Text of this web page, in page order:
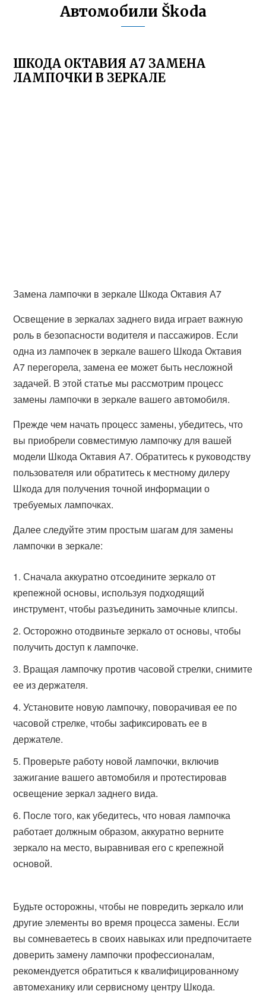
Автомобили Škoda
ШКОДА ОКТАВИЯ А7 ЗАМЕНА
ЛАМПОЧКИ В ЗЕРКАЛЕ
Замена лампочки в зеркале Шкода Октавия А7
Освещение в зеркалах заднего вида играет важную
роль в безопасности водителя и пассажиров. Если
одна из лампочек в зеркале вашего Шкода Октавия
А7 перегорела, замена ее может быть несложной
задачей. В этой статье мы рассмотрим процесс
замены лампочки в зеркале вашего автомобиля.
Прежде чем начать процесс замены, убедитесь, что
вы приобрели совместимую лампочку для вашей
модели Шкода Октавия А7. Обратитесь к руководству
пользователя или обратитесь к местному дилеру
Шкода для получения точной информации о
требуемых лампочках.
Далее следуйте этим простым шагам для замены
лампочки в зеркале:
Сначала аккуратно отсоедините зеркало от
крепежной основы, используя подходящий
инструмент, чтобы разъединить замочные клипсы.
Осторожно отодвиньте зеркало от основы, чтобы
получить доступ к лампочке.
Вращая лампочку против часовой стрелки, снимите
ее из держателя.
Установите новую лампочку, поворачивая ее по
часовой стрелке, чтобы зафиксировать ее в
держателе.
Проверьте работу новой лампочки, включив
зажигание вашего автомобиля и протестировав
освещение зеркал заднего вида.
После того, как убедитесь, что новая лампочка
работает должным образом, аккуратно верните
зеркало на место, выравнивая его с крепежной
основой.
Будьте осторожны, чтобы не повредить зеркало или
другие элементы во время процесса замены. Если
вы сомневаетесь в своих навыках или предпочитаете
доверить замену лампочки профессионалам,
рекомендуется обратиться к квалифицированному
автомеханику или сервисному центру Шкода.